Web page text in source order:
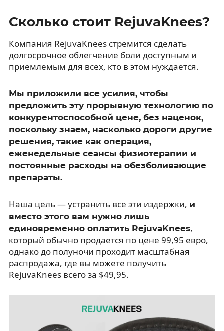
Сколько стоит RejuvaKnees?
Компания RejuvaKnees стремится сделать
долгосрочное облегчение боли доступным и
приемлемым для всех, кто в этом нуждается.
Мы приложили все усилия, чтобы
предложить эту прорывную технологию по
конкурентоспособной цене, без наценок,
поскольку знаем, насколько дороги другие
решения, такие как операция,
еженедельные сеансы физиотерапии и
постоянные расходы на обезболивающие
препараты.
Наша цель — устранить все эти издержки, и
вместо этого вам нужно лишь
единовременно оплатить RejuvaKnees,
который обычно продается по цене 99,95 евро,
однако до полуночи проходит масштабная
распродажа, где вы можете получить
RejuvaKnees всего за $49,95.